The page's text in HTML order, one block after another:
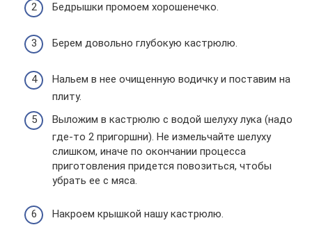
Бедрышки промоем хорошенечко.
Берем довольно глубокую кастрюлю.
Нальем в нее очищенную водичку и поставим на
плиту.
Выложим в кастрюлю с водой шелуху лука (надо
где-то 2 пригоршни). Не измельчайте шелуху
слишком, иначе по окончании процесса
приготовления придется повозиться, чтобы
убрать ее с мяса.
Накроем крышкой нашу кастрюлю.